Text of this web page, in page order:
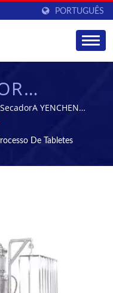
PORTUGUÊS
DE
ALTA
|
E
|
YENCHEN
especializado na
por 60 anos.
De Tabletes